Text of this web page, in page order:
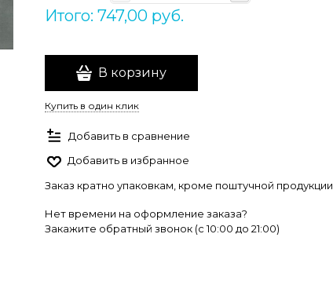
Итого: 747,00 руб.
В корзину
Купить в один клик
Добавить в сравнение
Добавить в избранное
Заказ кратно упаковкам, кроме поштучной продукции.
Нет времени на оформление заказа?
Закажите обратный звонок (c 10:00 до 21:00)